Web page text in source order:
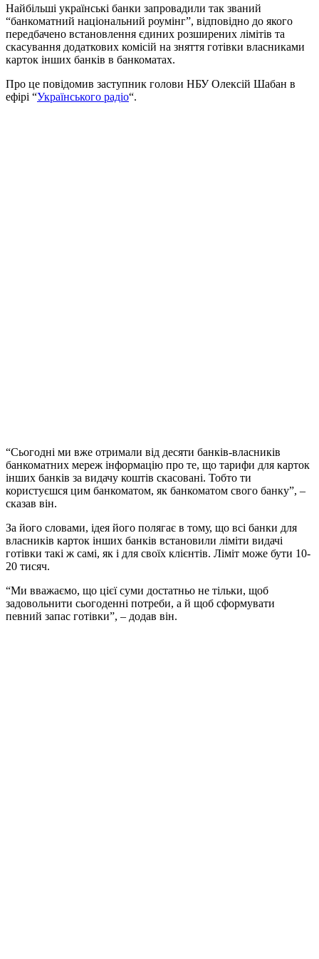
Найбільші українські банки запровадили так званий
“банкоматний національний роумінг”, відповідно до якого
передбачено встановлення єдиних розширених лімітів та
скасування додаткових комісій на зняття готівки власниками
карток інших банків в банкоматах.
Про це повідомив заступник голови НБУ Олексій Шабан в
ефірі “Українського радіо“.
“Сьогодні ми вже отримали від десяти банків-власників
банкоматних мереж інформацію про те, що тарифи для карток
інших банків за видачу коштів скасовані. Тобто ти
користуєшся цим банкоматом, як банкоматом свого банку”, –
сказав він.
За його словами, ідея його полягає в тому, що всі банки для
власників карток інших банків встановили ліміти видачі
готівки такі ж самі, як і для своїх клієнтів. Ліміт може бути 10-
20 тисяч.
“Ми вважаємо, що цієї суми достатньо не тільки, щоб
задовольнити сьогоденні потреби, а й щоб сформувати
певний запас готівки”, – додав він.